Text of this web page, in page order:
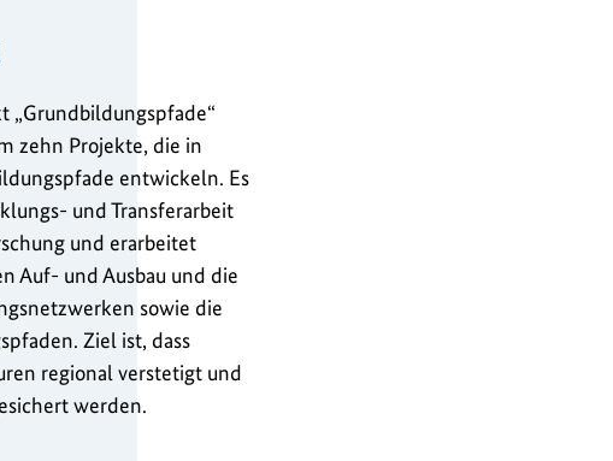
„Grundbildungspfade“
zehn Projekte, die in
entwickeln. Es
und Transferarbeit
und erarbeitet
Auf- und Ausbau und die
sowie die
Ziel ist, dass
regional verstetigt und
werden.